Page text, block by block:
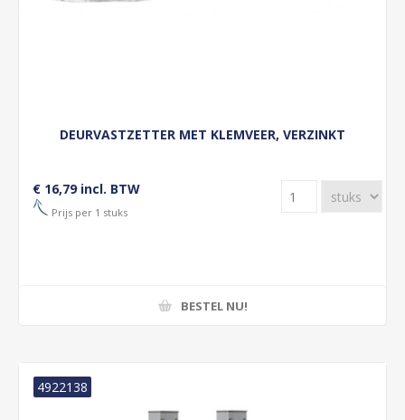
DEURVASTZETTER MET KLEMVEER, VERZINKT
€ 16,79 incl. BTW
Prijs per 1 stuks
BESTEL NU!
4922138